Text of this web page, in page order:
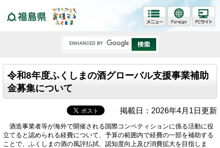
令和8年度ふくしまの酒グローバル支援事業補助
金募集について
掲載日：2026年4月1日更新
酒造事業者等が海外で開催される国際コンペティションに係る活動に役
立てると認められる経費について、予算の範囲内で経費の一部を補助する
ことで、ふくしまの酒の風評払拭、認知度向上及び消費拡大を目指しま